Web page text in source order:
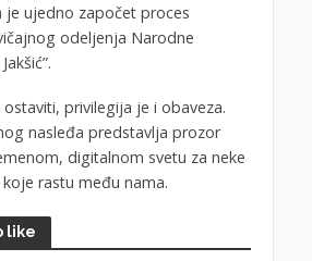
ujedno započet proces
odeljenja Narodne
privilegija je i obaveza.
nasleđa predstavlja prozor
digitalnom svetu za neke
rastu među nama.
like